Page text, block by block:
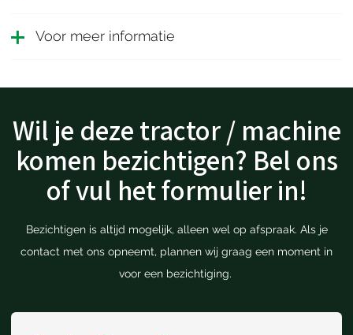
Voor meer informatie
Wil je deze tractor / machine
komen bezichtigen? Bel ons
of vul het formulier in!
Bezichtigen is altijd mogelijk, alleen wel op afspraak. Als je
contact met ons opneemt, plannen wij graag een moment in
voor een bezichtiging.